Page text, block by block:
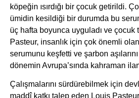
köpeğin ısırdığı bir çocuk getirildi.
ümidin kesildiği bir durumda bu
üç hafta boyunca uyguladı ve çocuk
Pasteur, insanlık için çok önemli
serumunu keşfetti ve şarbon
dönemin Avrupa’sında kahraman
Çalışmalarını sürdürebilmek için
maddî katkı talep eden Louis